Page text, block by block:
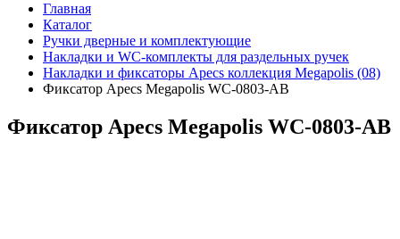
Главная
Каталог
Ручки дверные и комплектующие
Накладки и WC-комплекты для раздельных ручек
Накладки и фиксаторы Apecs коллекция Megapolis (08)
Фиксатор Apecs Megapolis WC-0803-AB
Фиксатор Apecs Megapolis WC-0803-AB